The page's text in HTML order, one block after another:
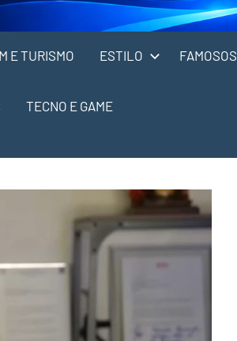
E TURISMO ESTILO FAMOSOS
TECNO E GAME